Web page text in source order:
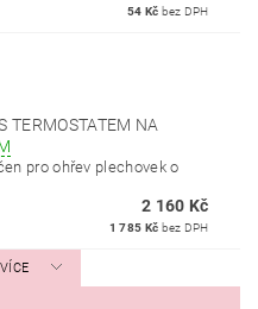
54 Kč bez DPH
TERMOSTATEM NA
pro ohřev plechovek o
2 160 Kč
1 785 Kč bez DPH